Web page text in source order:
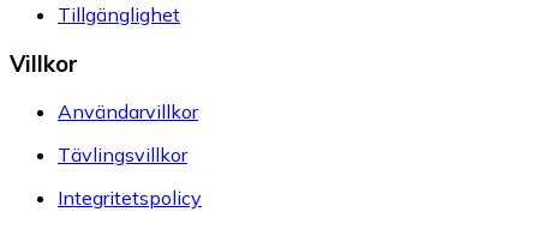
Tillgänglighet
Villkor
Användarvillkor
Tävlingsvillkor
Integritetspolicy